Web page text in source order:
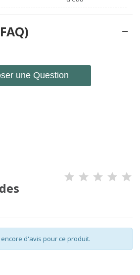
une Question
d'avis pour ce produit.